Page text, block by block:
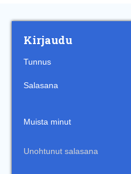
Kirjaudu
Tunnus
Salasana
Muista minut
Unohtunut salasana